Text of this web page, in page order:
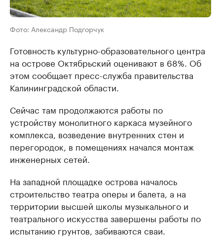
Фото: Александр Подгорчук
Готовность культурно-образовательного центра
на острове Октябрьский оценивают в 68%. Об
этом сообщает пресс-служба правительства
Калининградской области.
Сейчас там продолжаются работы по
устройству монолитного каркаса музейного
комплекса, возведение внутренних стен и
перегородок, в помещениях начался монтаж
инженерных сетей.
На западной площадке острова началось
строительство театра оперы и балета, а на
территории высшей школы музыкального и
театрального искусства завершены работы по
испытанию грунтов, забиваются сваи.